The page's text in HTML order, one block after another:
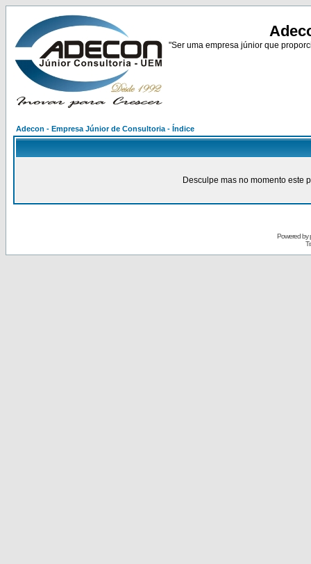
"Ser uma empresa júnior que
Adecon - Empresa Júnior de Consultoria - Índice
Desculpe mas no momento este
Powered by